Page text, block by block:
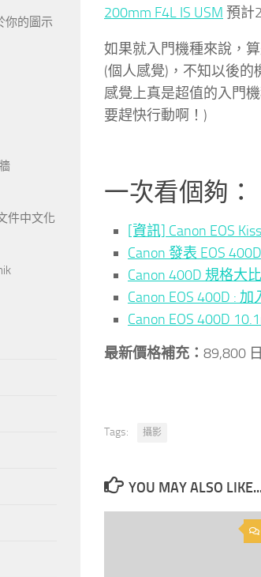
200mm F4L IS USM 預計
如果就入門機種來說，
(個人感覺)，不知以後的
感覺上真是超值的入門
要趕快行動啊！)
一次看個夠：
[資訊] Canon EOS
Canon 發表 EOS
Canon 400D 規格大
Canon EOS 400D :
Canon EOS 400D
最新價格補充： 89,800
Tags: 攝影
YOU MAY ALSO
你的圖示
件中文化